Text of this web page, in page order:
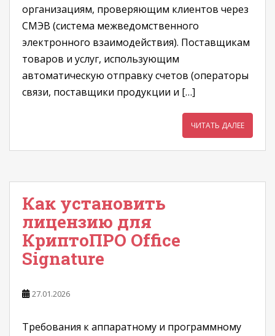
организациям, проверяющим клиентов через
СМЭВ (система межведомственного
электронного взаимодействия). Поставщикам
товаров и услуг, использующим
автоматическую отправку счетов (операторы
связи, поставщики продукции и […]
ЧИТАТЬ ДАЛЕЕ
Как установить
лицензию для
КриптоПРО Office
Signature
27.01.2026
Требования к аппаратному и программному